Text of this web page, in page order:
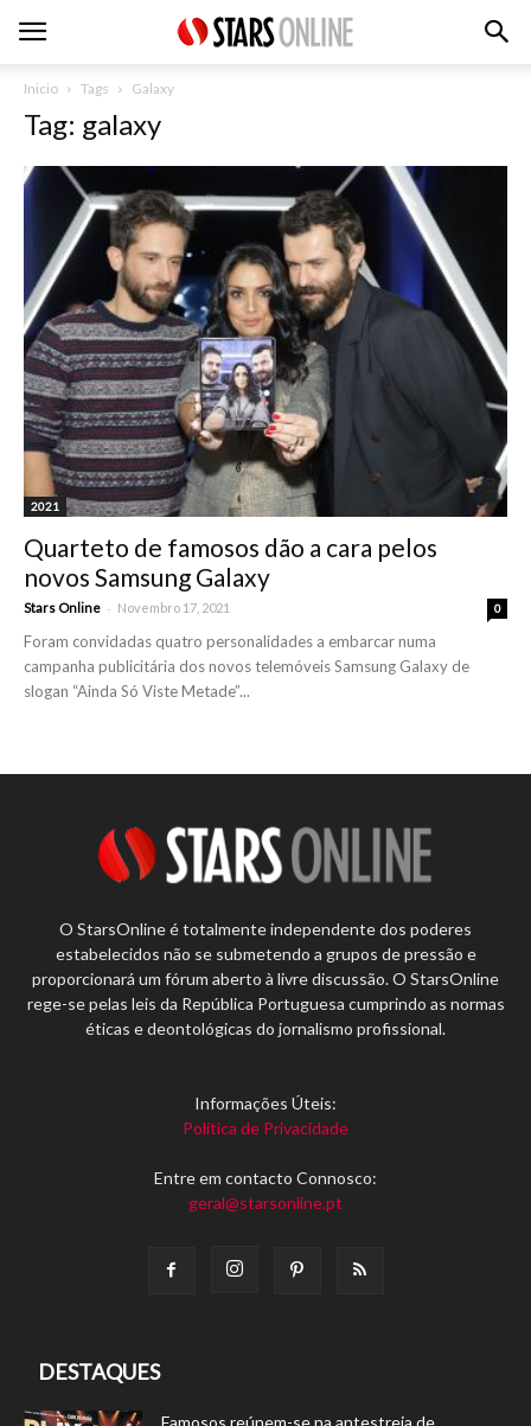
Inicio Tags Galaxy
Tag: galaxy
2021
Quarteto de famosos dão a cara pelos
novos Samsung Galaxy
Stars Online - Novembro 17, 2021 0
Foram convidadas quatro personalidades a embarcar numa
campanha publicitária dos novos telemóveis Samsung Galaxy de
slogan “Ainda Só Viste Metade”...
O StarsOnline é totalmente independente dos poderes
estabelecidos não se submetendo a grupos de pressão e
proporcionará um fórum aberto à livre discussão. O StarsOnline
rege-se pelas leis da República Portuguesa cumprindo as normas
éticas e deontológicas do jornalismo profissional.
Informações Úteis:
Política de Privacidade
Entre em contacto Connosco:
geral@starsonline.pt
DESTAQUES